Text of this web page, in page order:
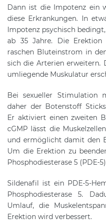
Dann ist die Impotenz ein
diese Erkrankungen. In
Impotenz psychisch
ab 35 Jahre. Die
raschen Bluteinstrom in
sich die Arterien erweitern.
umliegende Muskulatur
Bei sexueller Stimulation
daher der Botenstoff
Er aktiviert einen zweiten
cGMP lässt die
und ermöglicht damit den
Um die Erektion zu
Phosphodiesterase 5 (PDE-
Sildenafil ist ein PDE-5-
Phosphodiesterase 5.
Umlauf, die
Erektion wird verbessert.